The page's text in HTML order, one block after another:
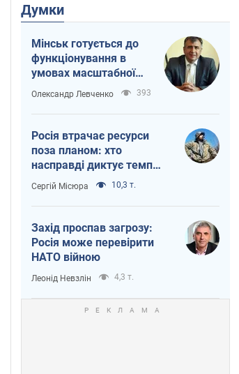
Думки
Мінськ готується до
функціонування в
умовах масштабної
воєнної кризи
Олександр Левченко 393
Росія втрачає ресурси
поза планом: хто
насправді диктує темп
війни
Сергій Місюра 10,3 т.
Захід проспав загрозу:
Росія може перевірити
НАТО війною
Леонід Невзлін 4,3 т.